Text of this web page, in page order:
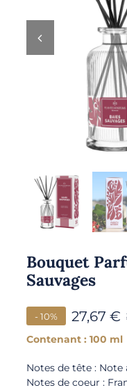
Bouquet
Sauvages
27,67€
- 10%
Contenant : 100 ml
Notes de tête : Note
Notes de coeur :